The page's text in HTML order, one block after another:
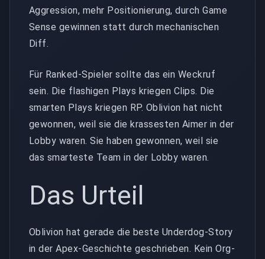
Aggression, mehr Positionierung, durch Game
Sense gewinnen statt durch mechanischen
Diff.
Für Ranked-Spieler sollte das ein Weckruf
sein. Die flashigen Plays kriegen Clips. Die
smarten Plays kriegen RP. Oblivion hat nicht
gewonnen, weil sie die krassesten Aimer in der
Lobby waren. Sie haben gewonnen, weil sie
das smarteste Team in der Lobby waren.
Das Urteil
Oblivion hat gerade die beste Underdog-Story
in der Apex-Geschichte geschrieben. Kein Org-